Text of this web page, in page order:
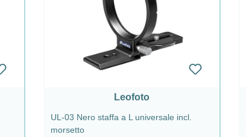
Leofoto
UL-03 Nero staffa a L universale incl.
morsetto